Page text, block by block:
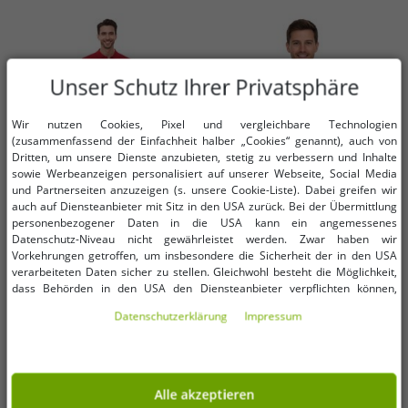
Verfügbare Größen
L
Kurzarm-Shirt 197 61092 52520 155
9,99 €
Verfügbare Größen
XS
Strick 200 g/m² 3808091 Rosa-
0,99 €
Unser Schutz Ihrer Privatsphäre
Wir nutzen Cookies, Pixel und vergleichbare Technologien
(zusammenfassend der Einfachheit halber „Cookies“ genannt), auch von
Dritten, um unsere Dienste anzubieten, stetig zu verbessern und Inhalte
sowie Werbeanzeigen personalisiert auf unserer Webseite, Social Media
und Partnerseiten anzuzeigen (s. unsere Cookie-Liste). Dabei greifen wir
auch auf Diensteanbieter mit Sitz in den USA zurück. Bei der Übermittlung
personenbezogener Daten in die USA kann ein angemessenes
Datenschutz-Niveau nicht gewährleistet werden. Zwar haben wir
Vorkehrungen getroffen, um insbesondere die Sicherheit der in den USA
verarbeiteten Daten sicher zu stellen. Gleichwohl besteht die Möglichkeit,
dass Behörden in den USA den Diensteanbieter verpflichten können,
im Einzelfall auf Basis entsprechender US-Gesetzgebung, ein wirksamer
Zugriff informiert wirst. Mit Deiner Einwilligung gem. Art. 49 Abs. 1 lit. a
DSGVO erklärst Du Dich in die Übermittlung in die USA für einverstanden
(s.a. unsere Datenschutzerklärung). Du hast die Wahl, ob nur notwendige
Daten­schutz­erklärung Impressum
Alle akzeptieren